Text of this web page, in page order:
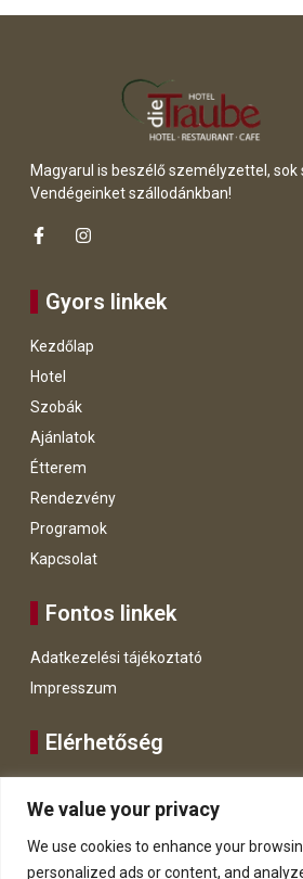
We value your privacy
We use cookies to enhance your
personalized ads or content, and
Magyarul is beszélő személyzettel,
Vendégeinket szállodánkban!
Gyors linkek
Kezdőlap
Hotel
Szobák
Ajánlatok
Étterem
Rendezvény
Programok
Kapcsolat
Fontos linkek
Adatkezelési tájékoztató
Impresszum
Elérhetőség
WhatsApp
info@hoteldietraube.at